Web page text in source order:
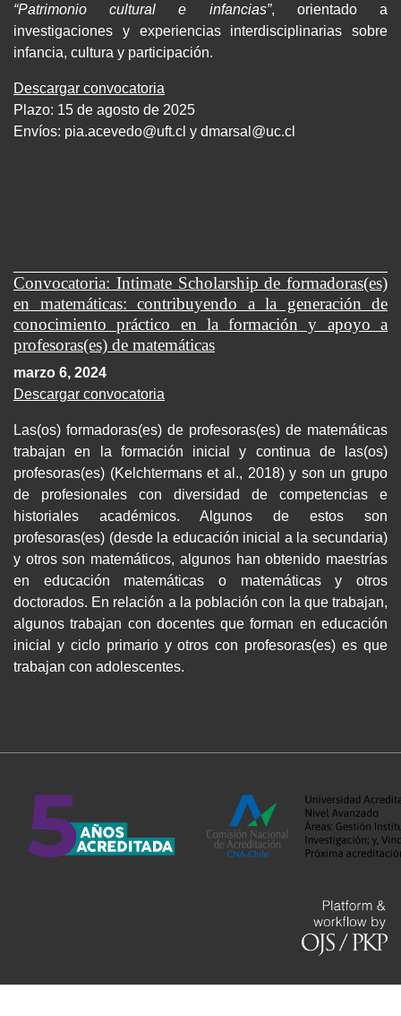
“Patrimonio cultural e infancias”, orientado a
investigaciones y experiencias interdisciplinarias sobre
infancia, cultura y participación.
Descargar convocatoria
Plazo: 15 de agosto de 2025
Envíos: pia.acevedo@uft.cl y dmarsal@uc.cl
Convocatoria: Intimate Scholarship de formadoras(es)
en matemáticas: contribuyendo a la generación de
conocimiento práctico en la formación y apoyo a
profesoras(es) de matemáticas
marzo 6, 2024
Descargar convocatoria
Las(os) formadoras(es) de profesoras(es) de matemáticas
trabajan en la formación inicial y continua de las(os)
profesoras(es) (Kelchtermans et al., 2018) y son un grupo
de profesionales con diversidad de competencias e
historiales académicos. Algunos de estos son
profesoras(es) (desde la educación inicial a la secundaria)
y otros son matemáticos, algunos han obtenido maestrías
en educación matemáticas o matemáticas y otros
doctorados. En relación a la población con la que trabajan,
algunos trabajan con docentes que forman en educación
inicial y ciclo primario y otros con profesoras(es) es que
trabajan con adolescentes.